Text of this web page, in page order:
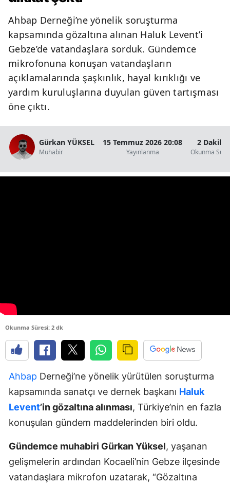
Ahbap Derneği’ne yönelik soruşturma
kapsamında gözaltına alınan Haluk Levent’i
Gebze’de vatandaşlara sorduk. Gündemce
mikrofonuna konuşan vatandaşların
açıklamalarında şaşkınlık, hayal kırıklığı ve
yardım kuruluşlarına duyulan güven tartışması
öne çıktı.
Gürkan YÜKSEL
Muhabir
15 Temmuz 2026 20:08
Yayınlanma
2 Dakika
Okunma
Okunma Süresi: 2 dk
Ahbap Derneği’ne yönelik yürütülen soruşturma
kapsamında sanatçı ve dernek başkanı Haluk
Levent’in gözaltına alınması, Türkiye’nin en fazla
konuşulan gündem maddelerinden biri oldu.
Gündemce muhabiri Gürkan Yüksel, yaşanan
gelişmelerin ardından Kocaeli’nin Gebze ilçesinde
vatandaşlara mikrofon uzatarak, “Gözaltına